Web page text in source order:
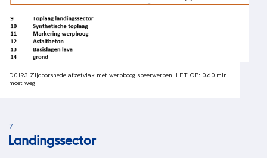
D0193 Zijdoorsnede afzetvlak met werpboog speerwerpen. LET OP: 0.60 min
moet weg
7
Landingssector